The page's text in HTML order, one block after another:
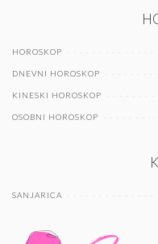
HOROSKOP
DNEVNI HOROSKOP
KINESKI HOROSKOP
OSOBNI HOROSKOP
SANJARICA